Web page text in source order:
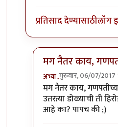
प्रतिसाद देण्यासाठीलॉग
मग नैतर काय,
अभ्या..गुरुवार, 06/07/2017
In reply toहा..हा...by
मग नैतर काय,
उतरत्या डोळ्याची ती
आहे का? पापच की ;)